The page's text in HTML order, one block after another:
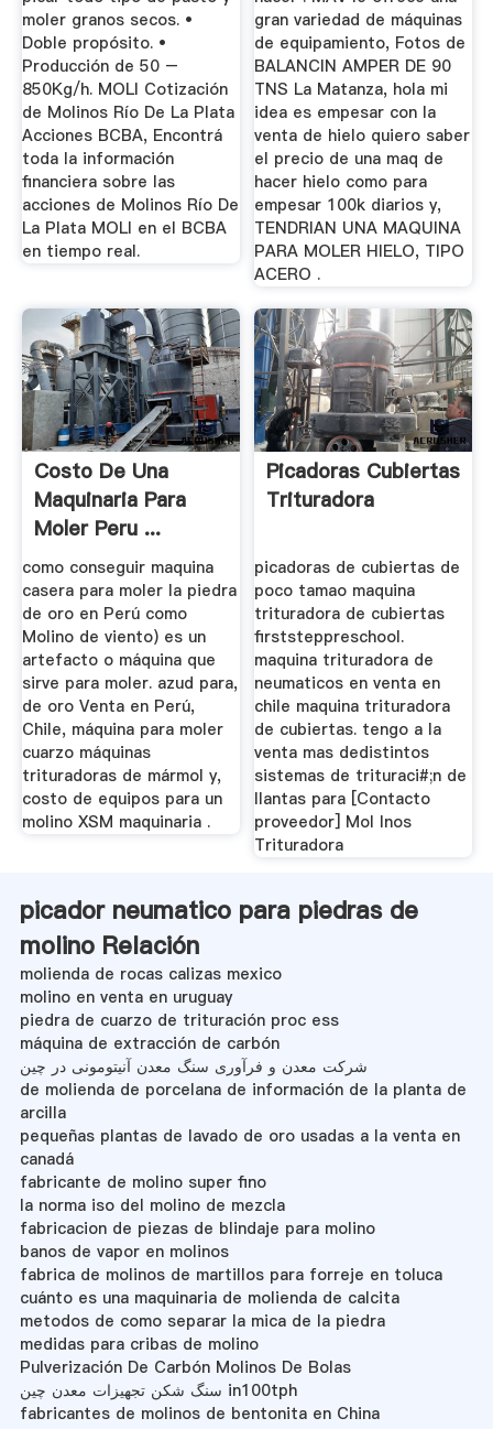
moler granos secos. •
Doble propósito. •
Producción de 50 –
850Kg/h. MOLI Cotización
de Molinos Río De La Plata
Acciones BCBA, Encontrá
toda la información
financiera sobre las
acciones de Molinos Río De
La Plata MOLI en el BCBA
en tiempo real.
gran variedad de máquinas
de equipamiento, Fotos de
BALANCIN AMPER DE 90
TNS La Matanza, hola mi
idea es empesar con la
venta de hielo quiero saber
el precio de una maq de
hacer hielo como para
empesar 100k diarios y,
TENDRIAN UNA MAQUINA
PARA MOLER HIELO, TIPO
ACERO .
Costo De Una
Maquinaria Para
Moler Peru ...
Molino De Bola
como conseguir maquina
casera para moler la piedra
de oro en Perú como
Molino de viento) es un
artefacto o máquina que
sirve para moler. azud para,
de oro Venta en Perú,
Chile, máquina para moler
cuarzo máquinas
trituradoras de mármol y,
costo de equipos para un
molino XSM maquinaria .
Picadoras Cubiertas
Trituradora
picadoras de cubiertas de
poco tamao maquina
trituradora de cubiertas
firststeppreschool.
maquina trituradora de
neumaticos en venta en
chile maquina trituradora
de cubiertas. tengo a la
venta mas dedistintos
sistemas de trituraci#;n de
llantas para [Contacto
proveedor] Mol Inos
Trituradora
picador neumatico para piedras de
molino Relación
molienda de rocas calizas mexico
molino en venta en uruguay
piedra de cuarzo de trituración proc ess
máquina de extracción de carbón
شرکت معدن و فرآوری سنگ معدن آنیتومونی در چین
de molienda de porcelana de información de la planta de
arcilla
pequeñas plantas de lavado de oro usadas a la venta en
canadá
fabricante de molino super fino
la norma iso del molino de mezcla
fabricacion de piezas de blindaje para molino
banos de vapor en molinos
fabrica de molinos de martillos para forreje en toluca
cuánto es una maquinaria de molienda de calcita
metodos de como separar la mica de la piedra
medidas para cribas de molino
Pulverización De Carbón Molinos De Bolas
سنگ شکن تجهیزات معدن چین in100tph
fabricantes de molinos de bentonita en China